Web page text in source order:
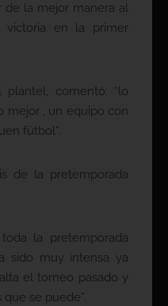
de la mejor manera al
en la primer
comentó: “lo
mejor , un equipo con
fútbol”.
de la pretemporada
la pretemporada
sido muy intensa ya
el torneo pasado y
se puede”.